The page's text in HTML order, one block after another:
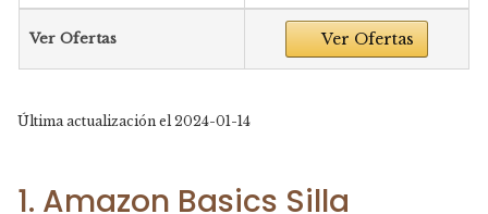
Ver Ofertas Ver Ofertas
Última actualización el 2024-01-14
1. Amazon Basics Silla